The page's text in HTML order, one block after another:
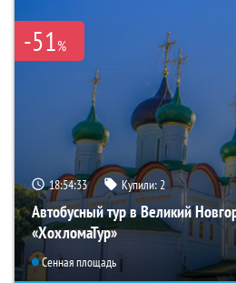
-51%
18:54:32 Купили:2
Автобусный тур в Великий
«ХохломаТур»
Сенная площадь